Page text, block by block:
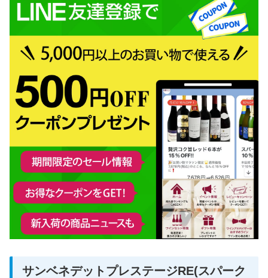
サンベネデットプレステージRE(スパーク